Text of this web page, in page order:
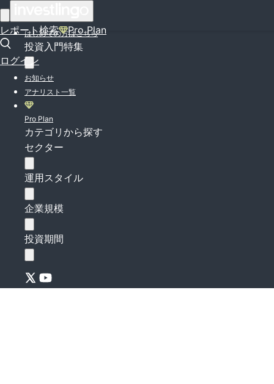
レポート検索 Pro Plan
ログイン
はじめての方はこちら
投資入門特集
お知らせ
アナリスト一覧
Pro Plan
カテゴリから探す
セクター
運用スタイル
企業規模
投資期間